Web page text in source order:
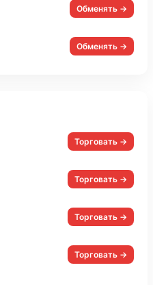
Обменять →
Обменять →
Торговать →
Торговать →
Торговать →
Торговать →